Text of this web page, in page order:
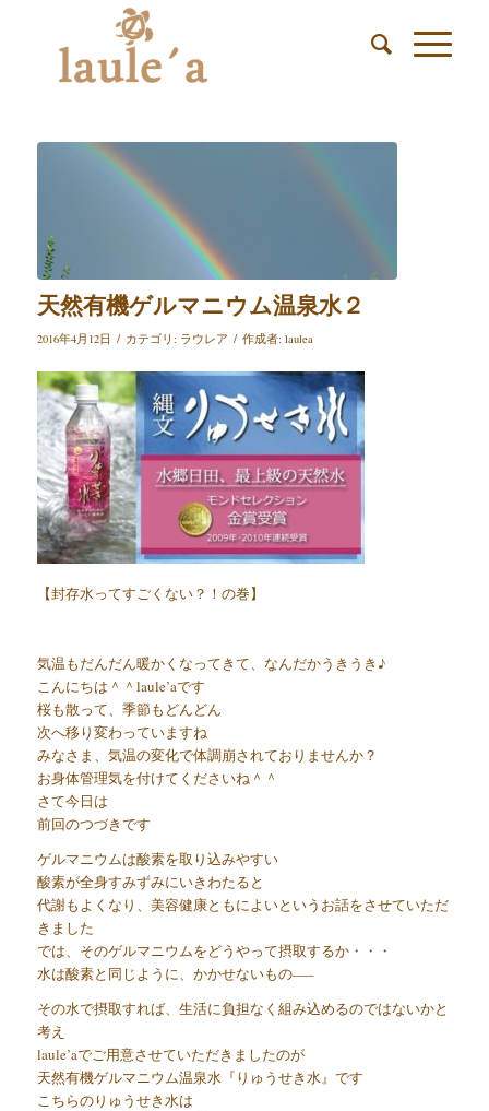
天然有機ゲルマニウム温泉水２
2016年4月12日 / カテゴリ: ラウレア / 作成者: laulea
【封存水ってすごくない？！の巻】
気温もだんだん暖かくなってきて、なんだかうきうき♪
こんにちは＾＾laule’aです
桜も散って、季節もどんどん
次へ移り変わっていますね
みなさま、気温の変化で体調崩されておりませんか？
お身体管理気を付けてくださいね＾＾
さて今日は
前回のつづきです
ゲルマニウムは酸素を取り込みやすい
酸素が全身すみずみにいきわたると
代謝もよくなり、美容健康ともによいというお話をさせていただ
きました
では、そのゲルマニウムをどうやって摂取するか・・・
水は酸素と同じように、かかせないもの—–
その水で摂取すれば、生活に負担なく組み込めるのではないかと
考え
laule’aでご用意させていただきましたのが
天然有機ゲルマニウム温泉水『りゅうせき水』です
こちらのりゅうせき水は